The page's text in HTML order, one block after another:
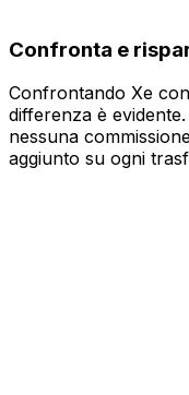
Confronta e
Confrontando Xe
differenza è
nessuna
aggiunto su ogni